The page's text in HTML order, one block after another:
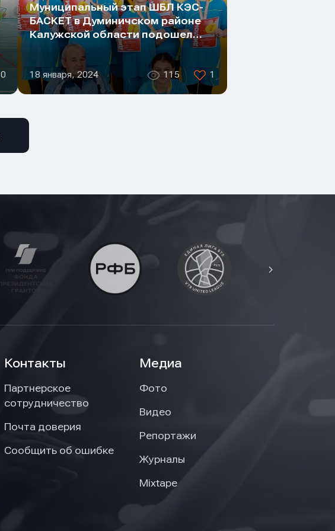
0
Муниципальный этап ШБЛ КЭС-
БАСКЕТ в Думиничском районе
Калужской области подошел…
18 января, 2024 115 1
Контакты
Партнерское
сотрудничество
Почта доверия
Сообщить об ошибке
Медиа
Фото
Видео
Репортажи
Журналы
Mixtape